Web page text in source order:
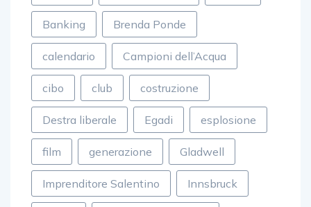
Banking Brenda Ponde
calendario Campioni dell’Acqua
cibo club costruzione
Destra liberale Egadi esplosione
film generazione Gladwell
Imprenditore Salentino Innsbruck